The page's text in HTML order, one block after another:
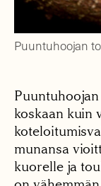
Puuntuhoojan
koskaan kuin
munansa
kuorelle ja